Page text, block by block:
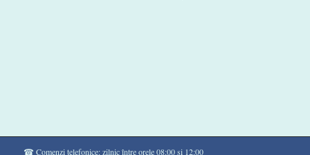
☎ Comenzi telefonice: zilnic între orele 08:00 și 12:00